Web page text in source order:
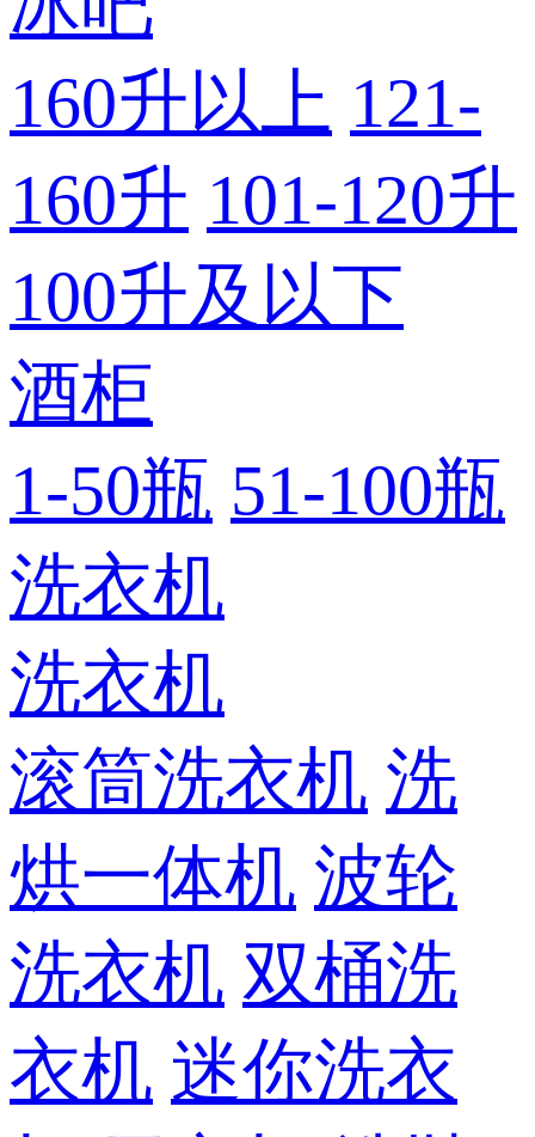
160升以上 121-
160升 101-120升
100升及以下
酒柜
1-50瓶 51-100瓶
洗衣机
洗衣机
滚筒洗衣机 洗
烘一体机 波轮
洗衣机 双桶洗
衣机 迷你洗衣